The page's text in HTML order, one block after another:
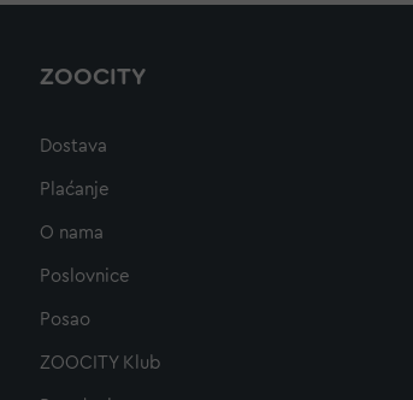
ZOOCITY
Dostava
Plaćanje
O nama
Poslovnice
Posao
ZOOCITY Klub